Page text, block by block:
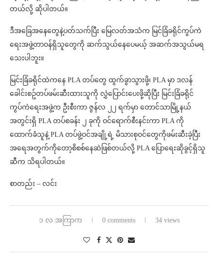
တယ်လို့ ဆိုပါတယ်။
ဒီအခြေအနေတွေနဲ့ပတ်သက်ပြီး မြေလတ်အသံက မြင်ခြံခရိုင်ကွပ်ကဲ
ရေးအဖွဲ့တာဝန်ရှိသူတွေကို ဆက်သွယ်နေပေမယ့် အဆက်အသွယ်မရ
သေးပါဘူး။
မြင်းခြံခရိုင်ထဲကနေ PLA တပ်တွေ ထွက်ခွာသွားဖို့၊ PLA မှာ ဒလန်
ခေါင်းစဥ်တပ်ဖမ်းဆီးထားသူကို လွှဲပြောင်းပေးဖို့ဆိုပြီး မြင်းခြံခရိုင်
ကွပ်ကဲရေးအဖွဲ့က ဦးစီးကာ ဇွန်လ ၂၂ ရက်မှာ တောင်သာမြို့နယ်
အတွင်းရှိ PLA တပ်စခန်း ၂ ခုကို ဝင်ရောက်စီးနင်းကာ PLA ကို
ထောက်ခံသူနဲ့ PLA တပ်ဖွဲ့ဝင်အချို့ရဲ့ မိသားစုဝင်တွေကိုဖမ်းဆီးခဲ့ပြီး
အရေအတွက်ကိုတော့စိစစ်နေဆဲဖြစ်တယ်လို့ PLA ပြောရေးဆိုခွင့်ရှိသူ
ဆီက သိရပါတယ်။
စာတည်း – လင်း
၁ လ အကြာက 0 comments 34 views